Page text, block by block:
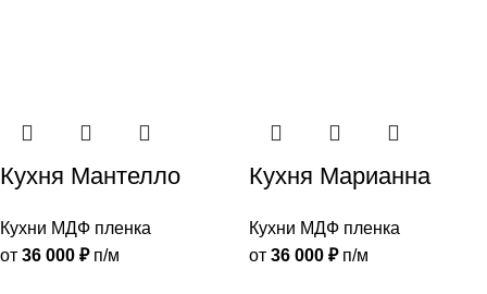
Кухня Мантелло
Кухни МДФ пленка
от 36 000 ₽п/м
Кухня Марианна
Кухни МДФ пленка
от 36 000 ₽п/м